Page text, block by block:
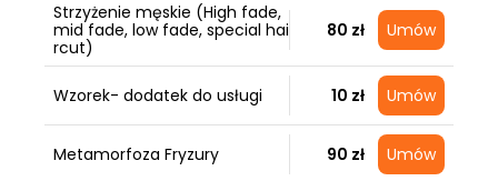
Strzyżenie męskie (High fade,
mid fade, low fade, special hai
rcut)
80 zł Umów
Wzorek- dodatek do usługi 10 zł Umów
Metamorfoza Fryzury 90 zł Umów